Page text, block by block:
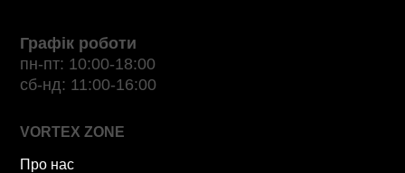
Графік роботи
пн-пт: 10:00-18:00
сб-нд: 11:00-16:00
VORTEX ZONE
Про нас